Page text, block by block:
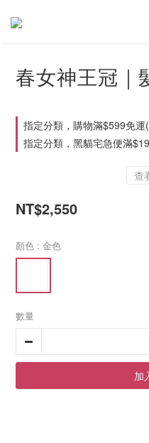
春女神王冠｜
指定分類，購物滿$599免
指定分類，黑貓宅急便滿
查
NT$2,550
顏色 : 金色
數量
加